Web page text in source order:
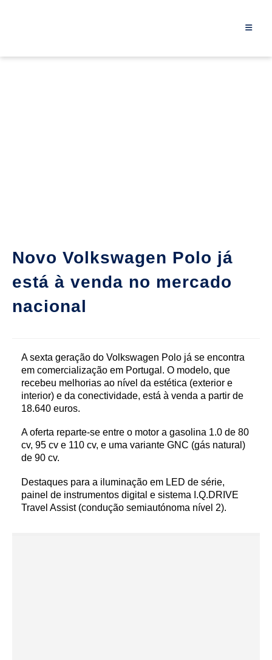
Novo Volkswagen Polo já
está à venda no mercado
nacional
A sexta geração do Volkswagen Polo já se encontra
em comercialização em Portugal. O modelo, que
recebeu melhorias ao nível da estética (exterior e
interior) e da conectividade, está à venda a partir de
18.640 euros.
A oferta reparte-se entre o motor a gasolina 1.0 de 80
cv, 95 cv e 110 cv, e uma variante GNC (gás natural)
de 90 cv.
Destaques para a iluminação em LED de série,
painel de instrumentos digital e sistema I.Q.DRIVE
Travel Assist (condução semiautónoma nível 2).